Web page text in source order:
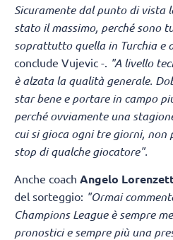
Sicuramente dal punto di vista
stato il massimo, perché sono
soprattutto quella in Turchia e
conclude Vujevic -. "A livello
è alzata la qualità generale.
star bene e portare in campo
perché ovviamente una
cui si gioca ogni tre giorni,
stop di qualche giocatore".
Anche coach Angelo
del sorteggio: "Ormai
Champions League è sempre
pronostici e sempre più una